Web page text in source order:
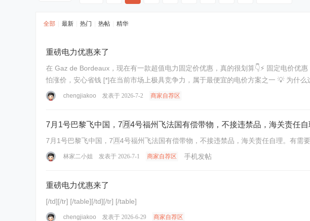
全部 最新 热门 热帖 精华
重磅电力优惠来了
在 Gaz de Bordeaux，现在有一款超值电力固定价优惠，真的很划算👇⚡ 固定电价优
怕涨价，安心省钱 [*]在当前市场上极具竞争力，属于最便宜的电价方案之一 💡 为什
打8.2折，长 ...
chengjiakoo 发表于 2026-7-2 商家自荐区
7月1号巴黎飞中国，7🈷️4号福州飞法国有偿带物，不接违禁品，海关责任
7月1号巴黎飞中国，7🈷️4号福州飞法国有偿带物，不接违禁品，海关责任自理。有需
林家二小姐 发表于 2026-7-1 商家自荐区 手机发帖
重磅电力优惠来了
[/td][/tr] [/table][/td][/tr] [/table]
chengjiakoo 发表于 2026-6-29 商家自荐区